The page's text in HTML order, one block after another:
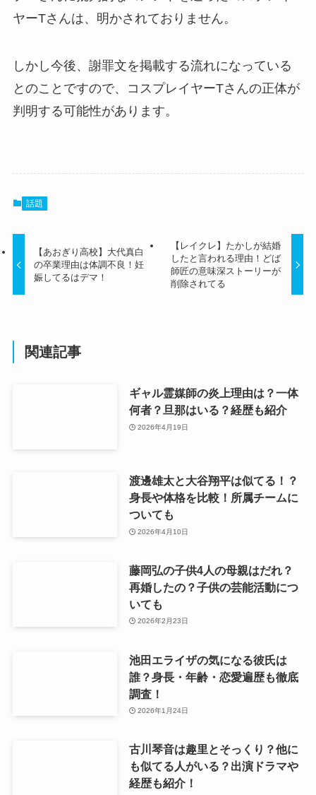
ヤーTさんは、明かされておりません。
しかし今後、謝罪文を掲載する流れになっている
とのことですので、コスプレイヤーTさんの正体が
判明する可能性があります。
話題
【あおぎり高校】大代真白
の卒業理由は体調不良！妊
娠してるはデマ！
【レイクレ】たかしが結婚
したと言われる理由！どば
師匠の意味深ストーリーが
削除されてる
関連記事
ギャル霊媒師の炎上理由は？一体
何者？旦那はいる？経歴も紹介
2026年4月19日
渡邊雄太と大谷翔平は似てる！？
身長や体格を比較！所属チームに
ついても
2026年4月10日
藤岡弘の子供4人の母親はだれ？
再婚したの？子供の芸能活動につ
いても
2026年2月23日
池田エライザの気になる彼氏は
誰？身長・年齢・恋愛遍歴も徹底
調査！
2026年1月24日
古川琴音は趣里とそっくり？他に
も似てる人がいる？出演ドラマや
経歴も紹介！